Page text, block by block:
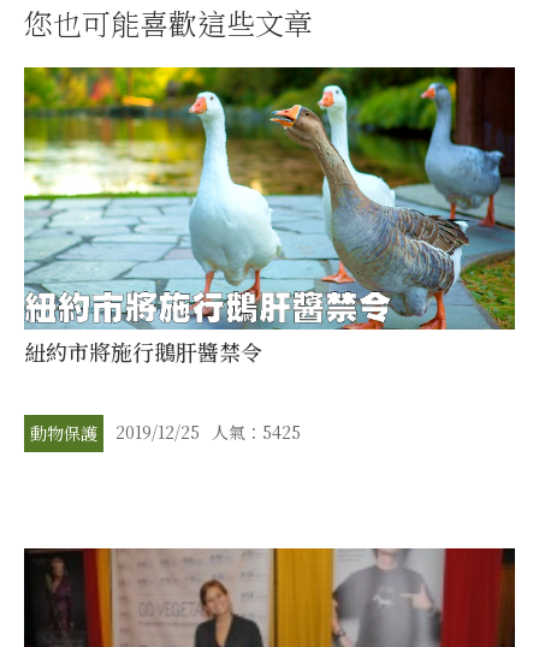
您也可能喜歡這些文章
紐約市將施行鵝肝醬禁令
動物保護 2019/12/25 人氣：5425